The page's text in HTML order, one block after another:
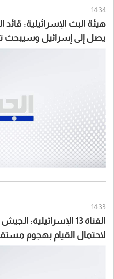
14:34
هيئة البث الإسرائيلية:
يصل إلى إسرائيل وسيبحث
14:33
القناة 13
لاحتمال القيام بهجوم